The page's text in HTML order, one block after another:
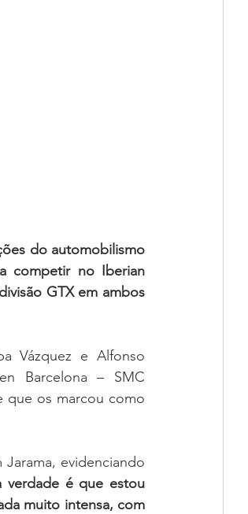
do automobilismo
competir no Iberian
GTX em ambos
Vázquez e Alfonso
Barcelona – SMC
que os marcou como
evidenciando
verdade é que estou
muito intensa, com